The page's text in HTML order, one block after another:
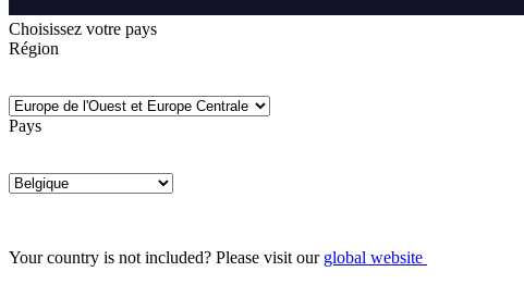
Choisissez votre pays
Région
Pays
Your country is not included? Please visit our global website